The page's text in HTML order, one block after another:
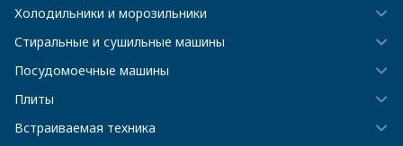
Холодильники и морозильники
Стиральные и сушильные машины
Посудомоечные машины
Плиты
Встраиваемая техника